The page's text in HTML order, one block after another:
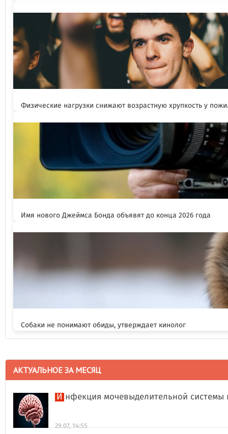
Физические нагрузки снижают возрастную хрупкость у
Имя нового Джеймса Бонда объявят до конца 2026 года
Собаки не понимают обиды, утверждает кинолог
АКТУАЛЬНОЕ ЗА МЕСЯЦ
Инфекция мочевыделительной
29.07, 14:55